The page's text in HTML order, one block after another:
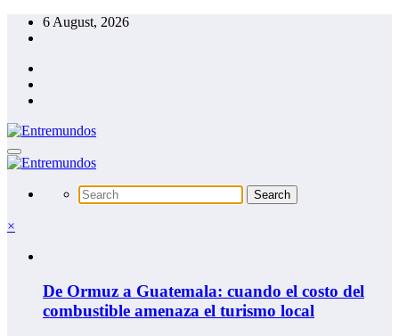
Skip
6 August, 2026
×
De Ormuz a Guatemala: cuando el costo del
combustible amenaza el turismo local